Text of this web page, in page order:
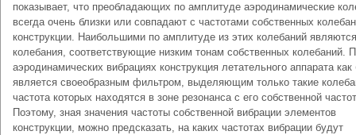
показывает, что преобладающих по амплитуде аэродинамические
всегда очень близки или совпадают с частотами собственных
конструкции. Наибольшими по амплитуде из этих колебаний являются
колебания, соответствующие низким тонам собственных колебаний.
аэродинамических вибрациях конструкция летательного аппарата как
является своеобразным фильтром, выделяющим только такие
частота которых находятся в зоне резонанса с его собственной
Поэтому, зная значения частоты собственной вибрации элементов
конструкции, можно предсказать, на каких частотах вибрации будут